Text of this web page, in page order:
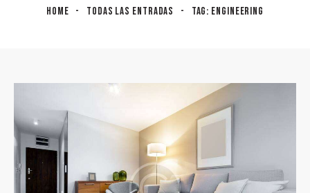
HOME TODAS LAS ENTRADAS TAG: ENGINEERING